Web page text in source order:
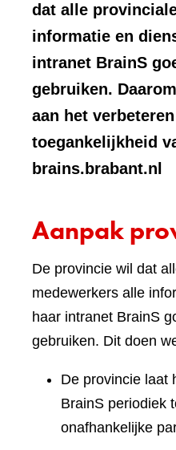
dat alle
informatie en
intranet BrainS
gebruiken.
aan het
toegankelijkheid
brains.brabant.nl
Aanpak
De provincie wil dat
medewerkers alle
haar intranet BrainS
gebruiken. Dit doen
De provincie laat
BrainS periodiek
onafhankelijke